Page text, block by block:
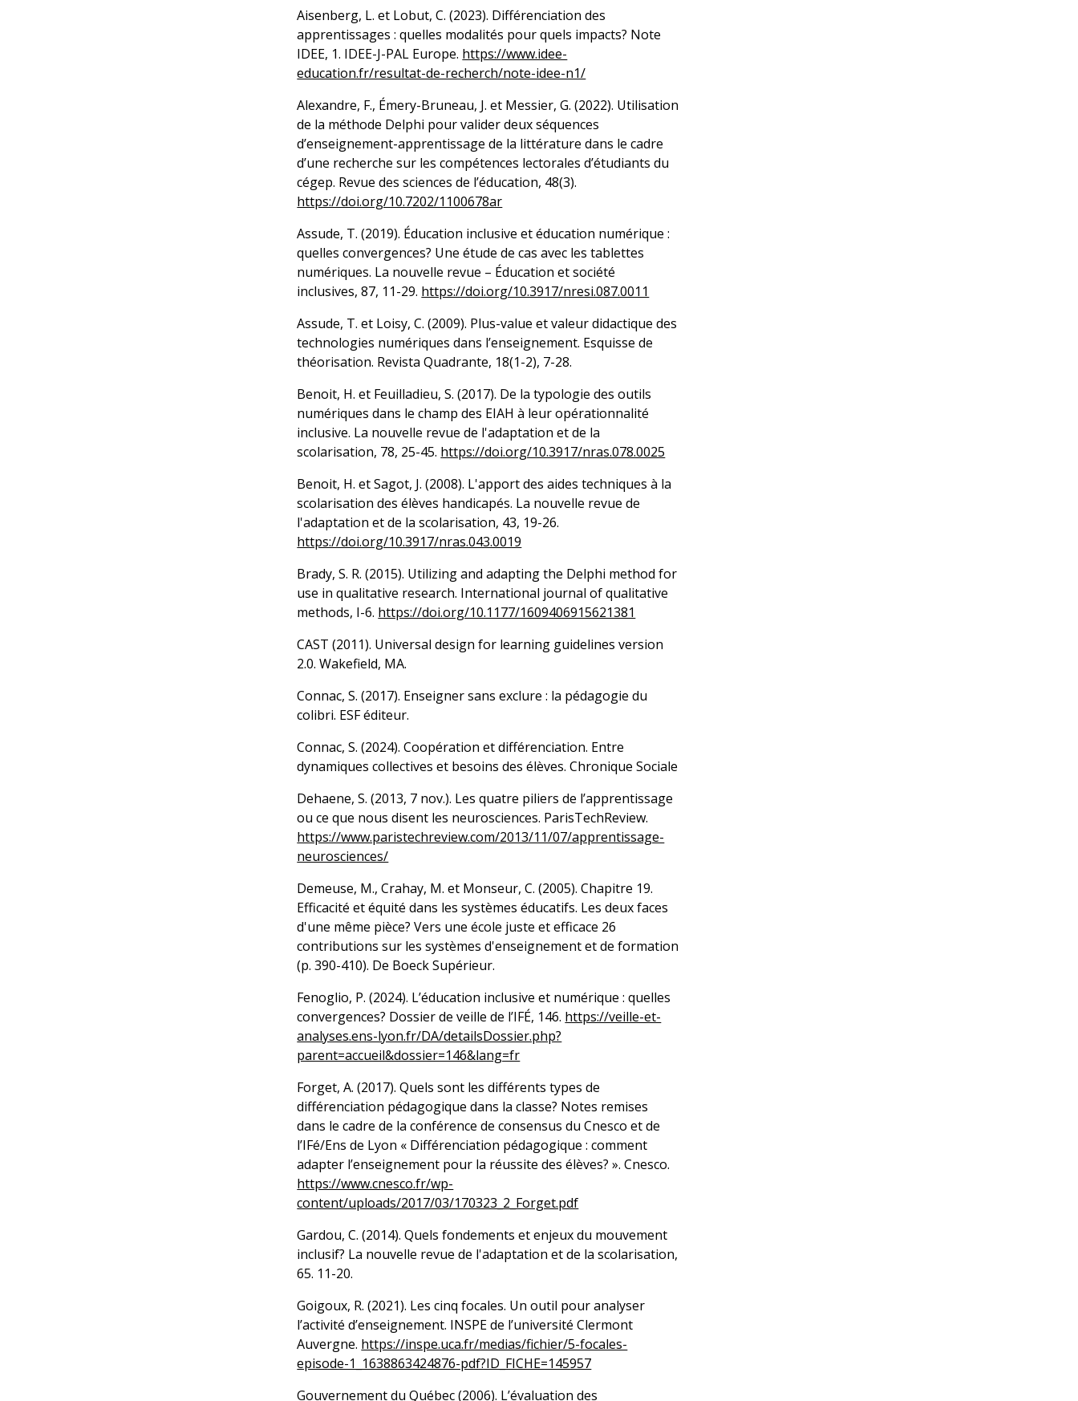
Aisenberg, L. et Lobut, C. (2023). Différenciation des
apprentissages : quelles modalités pour quels impacts? Note
IDEE, 1. IDEE-J-PAL Europe. https://www.idee-
education.fr/resultat-de-recherch/note-idee-n1/
Alexandre, F., Émery-Bruneau, J. et Messier, G. (2022). Utilisation
de la méthode Delphi pour valider deux séquences
d’enseignement-apprentissage de la littérature dans le cadre
d’une recherche sur les compétences lectorales d’étudiants du
cégep. Revue des sciences de l’éducation, 48(3).
https://doi.org/10.7202/1100678ar
Assude, T. (2019). Éducation inclusive et éducation numérique :
quelles convergences? Une étude de cas avec les tablettes
numériques. La nouvelle revue – Éducation et société
inclusives, 87, 11-29. https://doi.org/10.3917/nresi.087.0011
Assude, T. et Loisy, C. (2009). Plus-value et valeur didactique des
technologies numériques dans l’enseignement. Esquisse de
théorisation. Revista Quadrante, 18(1-2), 7-28.
Benoit, H. et Feuilladieu, S. (2017). De la typologie des outils
numériques dans le champ des EIAH à leur opérationnalité
inclusive. La nouvelle revue de l'adaptation et de la
scolarisation, 78, 25-45. https://doi.org/10.3917/nras.078.0025
Benoit, H. et Sagot, J. (2008). L'apport des aides techniques à la
scolarisation des élèves handicapés. La nouvelle revue de
l'adaptation et de la scolarisation, 43, 19-26.
https://doi.org/10.3917/nras.043.0019
Brady, S. R. (2015). Utilizing and adapting the Delphi method for
use in qualitative research. International journal of qualitative
methods, I-6. https://doi.org/10.1177/1609406915621381
CAST (2011). Universal design for learning guidelines version
2.0. Wakefield, MA.
Connac, S. (2017). Enseigner sans exclure : la pédagogie du
colibri. ESF éditeur.
Connac, S. (2024). Coopération et différenciation. Entre
dynamiques collectives et besoins des élèves. Chronique Sociale
Dehaene, S. (2013, 7 nov.). Les quatre piliers de l’apprentissage
ou ce que nous disent les neurosciences. ParisTechReview.
https://www.paristechreview.com/2013/11/07/apprentissage-
neurosciences/
Demeuse, M., Crahay, M. et Monseur, C. (2005). Chapitre 19.
Efficacité et équité dans les systèmes éducatifs. Les deux faces
d'une même pièce? Vers une école juste et efficace 26
contributions sur les systèmes d'enseignement et de formation
(p. 390-410). De Boeck Supérieur.
Fenoglio, P. (2024). L’éducation inclusive et numérique : quelles
convergences? Dossier de veille de l’IFÉ, 146. https://veille-et-
analyses.ens-lyon.fr/DA/detailsDossier.php?
parent=accueil&dossier=146&lang=fr
Forget, A. (2017). Quels sont les différents types de
différenciation pédagogique dans la classe? Notes remises
dans le cadre de la conférence de consensus du Cnesco et de
l’IFé/Ens de Lyon « Différenciation pédagogique : comment
adapter l’enseignement pour la réussite des élèves? ». Cnesco.
https://www.cnesco.fr/wp-
content/uploads/2017/03/170323_2_Forget.pdf
Gardou, C. (2014). Quels fondements et enjeux du mouvement
inclusif? La nouvelle revue de l'adaptation et de la scolarisation,
65. 11-20.
Goigoux, R. (2021). Les cinq focales. Un outil pour analyser
l’activité d’enseignement. INSPE de l’université Clermont
Auvergne. https://inspe.uca.fr/medias/fichier/5-focales-
episode-1_1638863424876-pdf?ID_FICHE=145957
Gouvernement du Québec (2006). L’évaluation des